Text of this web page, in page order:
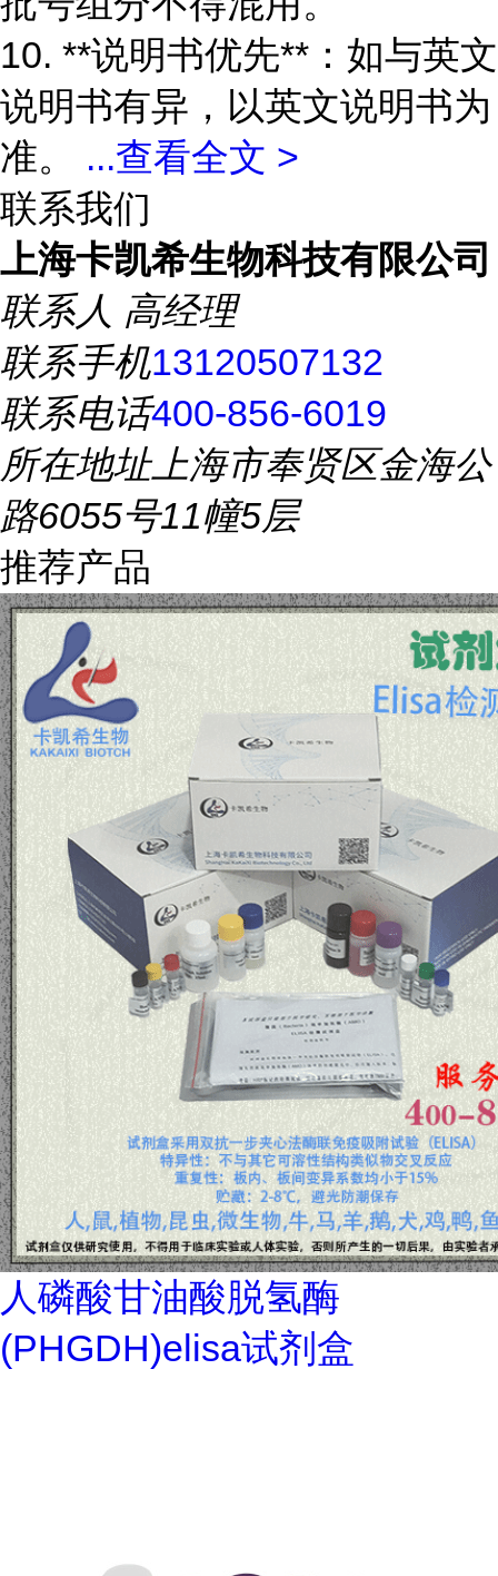
10. **说明书优先**：如与英文
说明书有异，以英文说明书为
准。
...查看全文 >
联系我们
上海卡凯希生物科技有限公司
联系人 高经理
联系手机13120507132
联系电话400-856-6019
所在地址上海市奉贤区金海公
路6055号11幢5层
推荐产品
人磷酸甘油酸脱氢酶
(PHGDH)elisa试剂盒